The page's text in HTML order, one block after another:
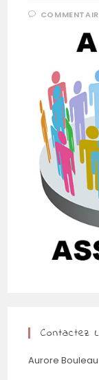
Contactez
Aurore